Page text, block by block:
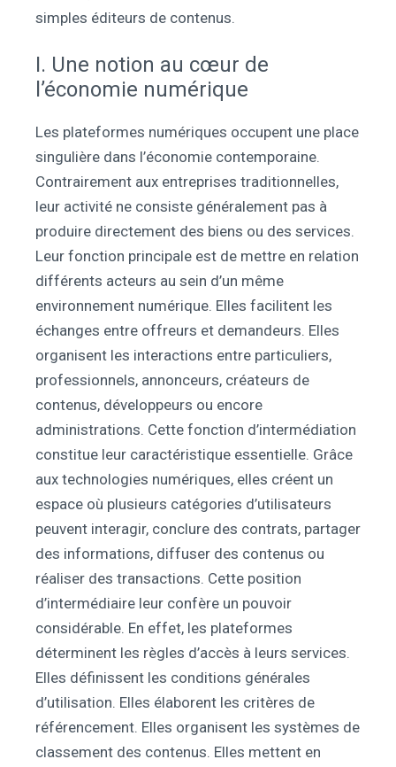
simples éditeurs de contenus.
I. Une notion au cœur de
l’économie numérique
Les plateformes numériques occupent une place
singulière dans l’économie contemporaine.
Contrairement aux entreprises traditionnelles,
leur activité ne consiste généralement pas à
produire directement des biens ou des services.
Leur fonction principale est de mettre en relation
différents acteurs au sein d’un même
environnement numérique. Elles facilitent les
échanges entre offreurs et demandeurs. Elles
organisent les interactions entre particuliers,
professionnels, annonceurs, créateurs de
contenus, développeurs ou encore
administrations. Cette fonction d’intermédiation
constitue leur caractéristique essentielle. Grâce
aux technologies numériques, elles créent un
espace où plusieurs catégories d’utilisateurs
peuvent interagir, conclure des contrats, partager
des informations, diffuser des contenus ou
réaliser des transactions. Cette position
d’intermédiaire leur confère un pouvoir
considérable. En effet, les plateformes
déterminent les règles d’accès à leurs services.
Elles définissent les conditions générales
d’utilisation. Elles élaborent les critères de
référencement. Elles organisent les systèmes de
classement des contenus. Elles mettent en